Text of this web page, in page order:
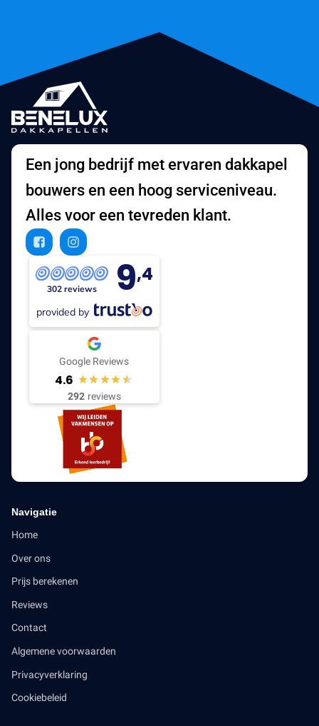
Een jong bedrijf met ervaren dakkapel
bouwers en een hoog serviceniveau.
Alles voor een tevreden klant.
302 reviews 9,4
provided by
Google Reviews
4.6
292 reviews
Navigatie
Home
Over ons
Prijs berekenen
Reviews
Contact
Algemene voorwaarden
Privacyverklaring
Cookiebeleid